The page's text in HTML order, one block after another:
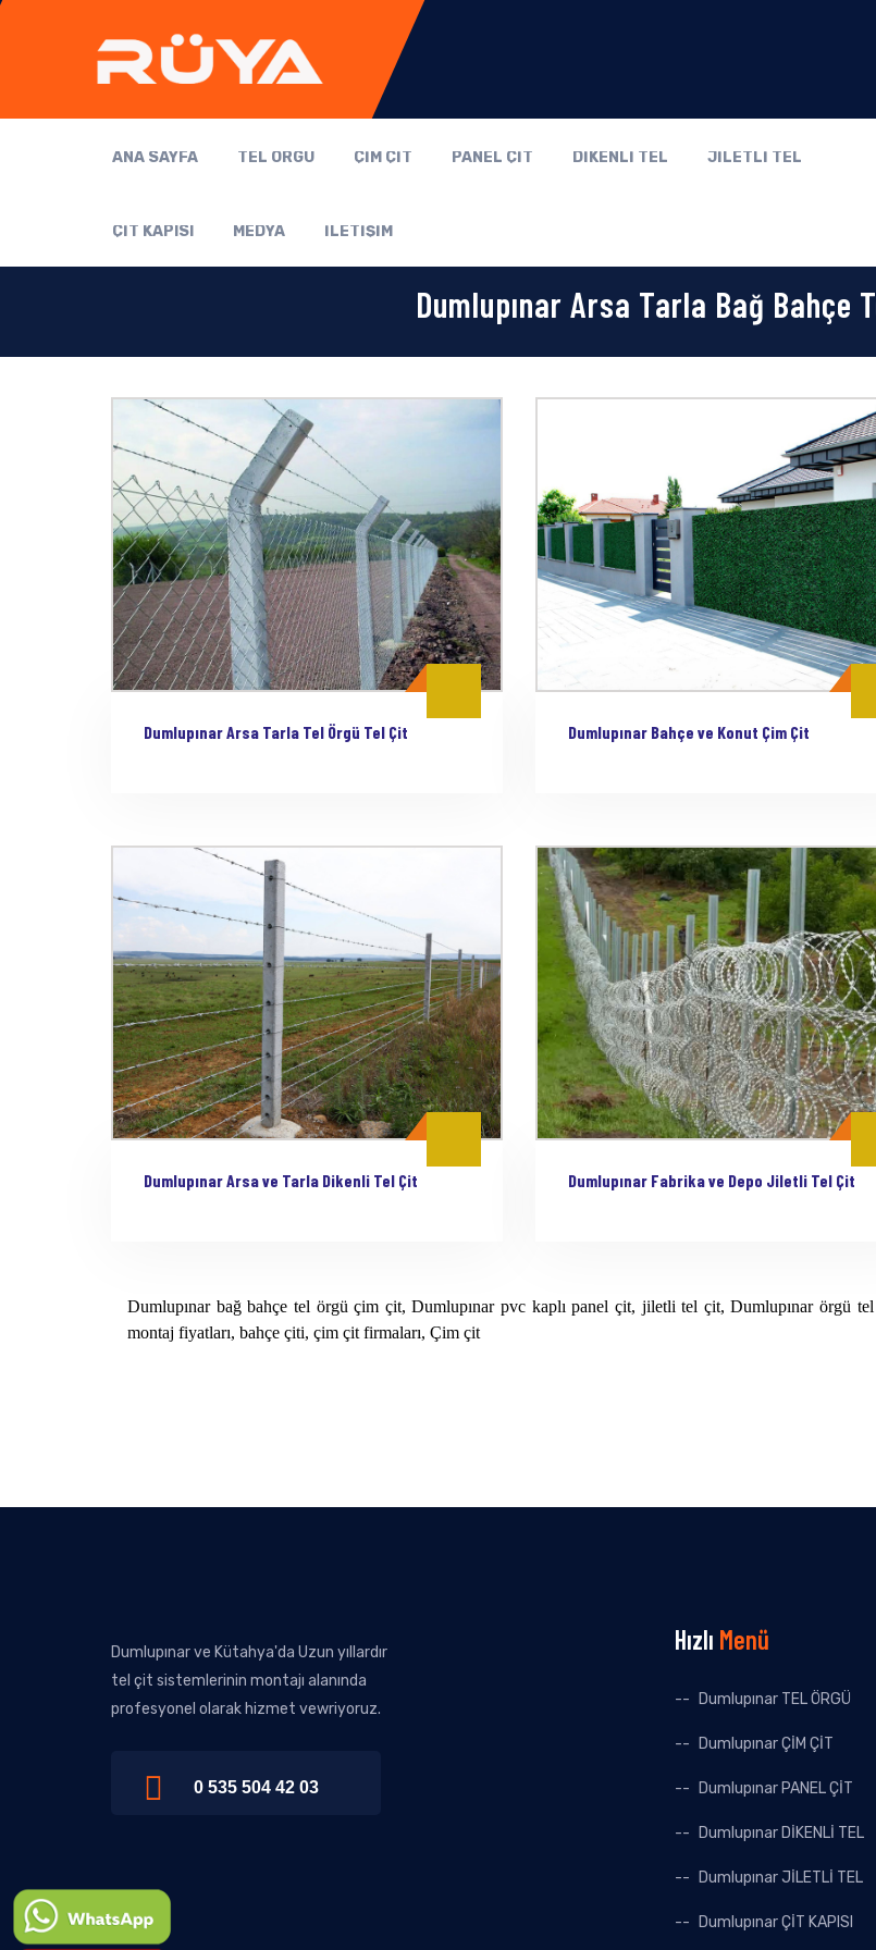
ANA SAYFA TEL ÖRGÜ ÇİM ÇİT PANEL ÇİT DİKENLİ TEL JİLETLİ TEL
ÇİT KAPISI MEDYA İLETİŞİM
Dumlupınar Arsa Tarla Bağ Bahçe
Dumlupınar Arsa Tarla Tel Örgü Tel Çit Dumlupınar Bahçe ve Konut Çim Çit
Dumlupınar Arsa ve Tarla Dikenli Tel Çit Dumlupınar Fabrika ve Depo Jiletli Tel Çit
Dumlupınar bağ bahçe tel örgü çim çit, Dumlupınar pvc kaplı panel çit, jiletli tel çit, Dumlupınar örgü
montaj fiyatları, bahçe çiti, çim çit firmaları, Çim çit
Dumlupınar ve Kütahya'da Uzun yıllardır
tel çit sistemlerinin montajı alanında
profesyonel olarak hizmet vewriyoruz.
0 535 504 42 03
Hızlı Menü
Dumlupınar TEL ÖRGÜ
Dumlupınar ÇİM ÇİT
Dumlupınar PANEL ÇİT
Dumlupınar DİKENLİ TEL
Dumlupınar JİLETLİ TEL
Dumlupınar ÇİT KAPISI